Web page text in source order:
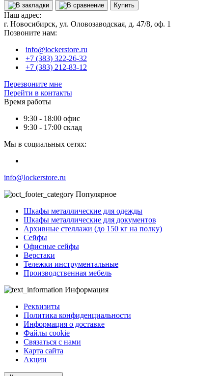
Купить
Наш адрес:
г. Новосибирск, ул. Оловозаводская, д. 47/8, оф. 1
Позвоните нам:
info@lockerstore.ru
+7 (383) 322-26-32
+7 (383) 212-83-12
Перезвоните мне
Перейти в контакты
Время работы
9:30 - 18:00 офис
9:30 - 17:00 склад
Мы в социальных сетях:
info@lockerstore.ru
Популярное
Шкафы металлические для одежды
Шкафы металлические для документов
Архивные стеллажи (до 150 кг на полку)
Сейфы
Офисные сейфы
Верстаки
Тележки инструментальные
Производственная мебель
Информация
Реквизиты
Политика конфиденциальности
Информация о доставке
Файлы cookie
Связаться с нами
Карта сайта
Акции